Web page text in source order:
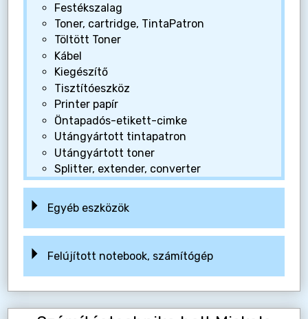
Festékszalag
Toner, cartridge, TintaPatron
Töltött Toner
Kábel
Kiegészítő
Tisztítóeszköz
Printer papír
Öntapadós-etikett-cimke
Utángyártott tintapatron
Utángyártott toner
Splitter, extender, converter
Egyéb eszközök
Felújított notebook, számítógép